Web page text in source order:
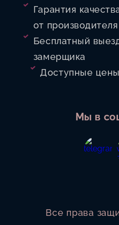
Мы в
Гарантия
от производителя
Бесплатный
замерщика
Доступные цены
Все права